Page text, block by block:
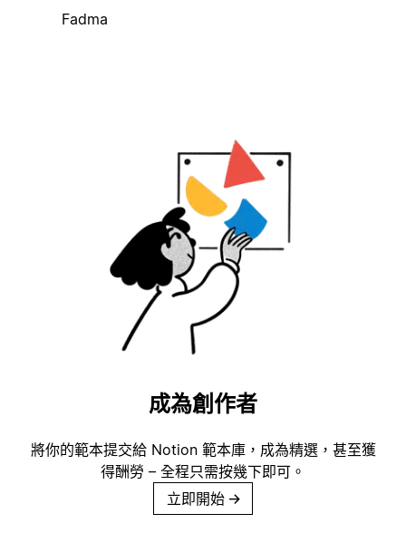
Fadma
成為創作者
將你的範本提交給 Notion 範本庫，成為精選，甚至獲
得酬勞 – 全程只需按幾下即可。
立即開始 →